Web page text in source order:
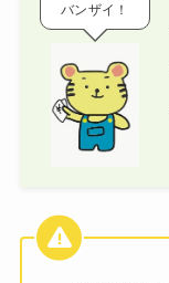
バンザイ！